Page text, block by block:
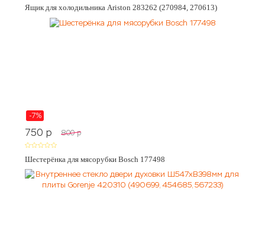
Ящик для холодильника Ariston 283262 (270984, 270613)
-7%
750 p 800 p
Шестерёнка для мясорубки Bosch 177498